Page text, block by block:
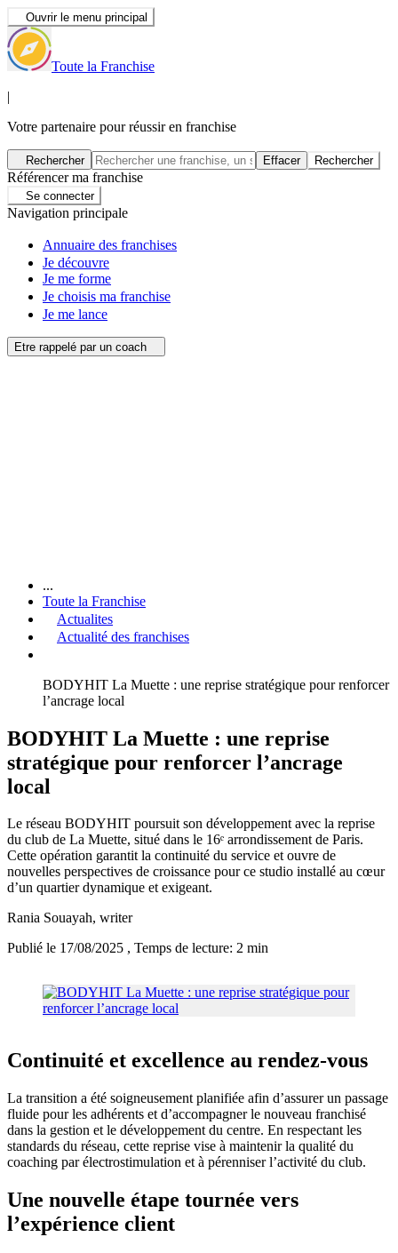
Ouvrir le menu principal
Toute la Franchise
|
Votre partenaire pour réussir en franchise
Rechercher Effacer Rechercher
Référencer ma franchise
Se connecter
Navigation principale
Annuaire des franchises
Je découvre
Je me forme
Je choisis ma franchise
Je me lance
Etre rappelé par un coach
...
Toute la Franchise
Actualites
Actualité des franchises
BODYHIT La Muette : une reprise stratégique pour renforcer
l’ancrage local
BODYHIT La Muette : une reprise
stratégique pour renforcer l’ancrage
local
Le réseau BODYHIT poursuit son développement avec la reprise
du club de La Muette, situé dans le 16ᵉ arrondissement de Paris.
Cette opération garantit la continuité du service et ouvre de
nouvelles perspectives de croissance pour ce studio installé au cœur
d’un quartier dynamique et exigeant.
Rania Souayah, writer
Publié le 17/08/2025 , Temps de lecture: 2 min
Continuité et excellence au rendez-vous
La transition a été soigneusement planifiée afin d’assurer un passage
fluide pour les adhérents et d’accompagner le nouveau franchisé
dans la gestion et le développement du centre. En respectant les
standards du réseau, cette reprise vise à maintenir la qualité du
coaching par électrostimulation et à pérenniser l’activité du club.
Une nouvelle étape tournée vers
l’expérience client